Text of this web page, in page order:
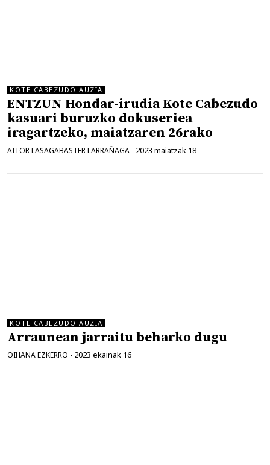
KOTE CABEZUDO AUZIA
ENTZUN Hondar-irudia Kote Cabezudo
kasuari buruzko dokuseriea
iragartzeko, maiatzaren 26rako
AITOR LASAGABASTER LARRAÑAGA - 2023 maiatzak 18
KOTE CABEZUDO AUZIA
Arraunean jarraitu beharko dugu
OIHANA EZKERRO - 2023 ekainak 16